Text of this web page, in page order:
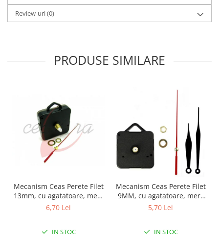
Review-uri(0)
PRODUSE SIMILARE
Mecanism Ceas Perete Filet
13mm, cu agatatoare, mers
continuu, repere incluse
6,70 Lei
IN STOC
Mecanism Ceas Perete Filet
9MM, cu agatatoare, mers
continuu, repere incluse
5,70 Lei
IN STOC